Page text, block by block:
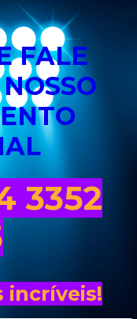
FALE
3352
incríveis!